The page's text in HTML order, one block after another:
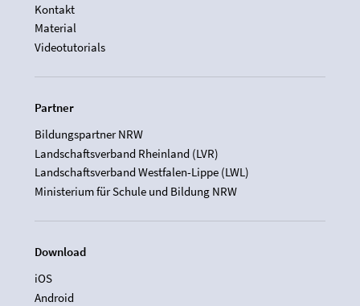
Kontakt
Material
Videotutorials
Partner
Bildungspartner NRW
Landschaftsverband Rheinland (LVR)
Landschaftsverband Westfalen-Lippe (LWL)
Ministerium für Schule und Bildung NRW
Download
iOS
Android